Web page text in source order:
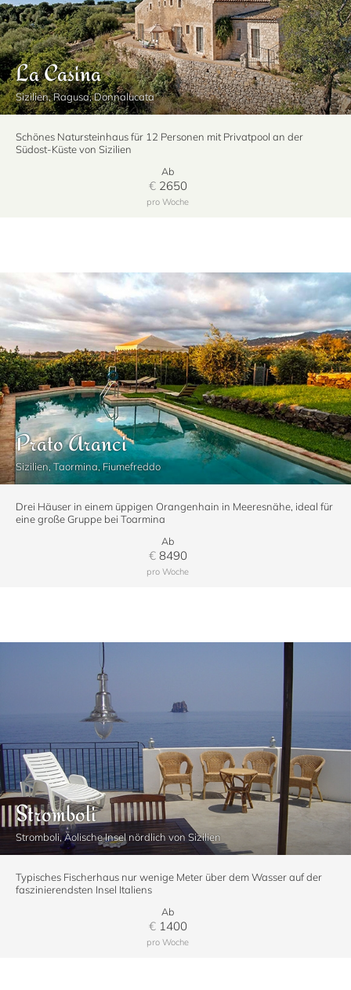
La Casina
Sizilien, Ragusa, Donnalucata
Schönes Natursteinhaus für 12 Personen mit Privatpool an der
Südost-Küste von Sizilien
Ab
€2650
pro Woche
Prato Aranci
Sizilien, Taormina, Fiumefreddo
Drei Häuser in einem üppigen Orangenhain in Meeresnähe, ideal für
eine große Gruppe bei Toarmina
Ab
€8490
pro Woche
Stromboli
Stromboli, Äolische Insel nördlich von Sizilien
Typisches Fischerhaus nur wenige Meter über dem Wasser auf der
faszinierendsten Insel Italiens
Ab
€1400
pro Woche